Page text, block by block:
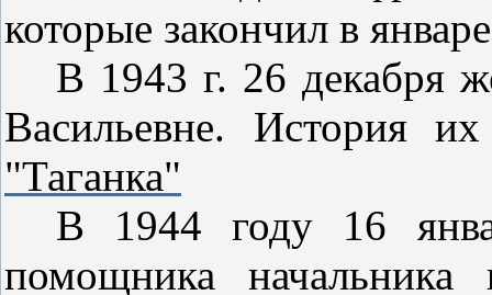
которые закончил в
В 1943 г. 26 декабря
Васильевне. История
"Таганка"
В 1944 году 16
помощника